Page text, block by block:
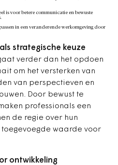
is voor betere communicatie en bewuste
in een veranderende werkomgeving door
strategische keuze
verder dan het opdoen
om het versterken van
van perspectieven en
Door bewust te
professionals een
de regie over hun
waarde voor
ontwikkeling